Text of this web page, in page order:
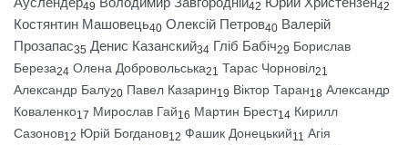
49 Володимир Завгородній42 Юрий Христензен42
Костянтин Машовець40 Олексій Петров40 Валерій
Прозапас35 Денис Казанский34 Гліб Бабіч29 Борислав
Береза24 Олена Добровольська21 Тарас Чорновіл21
Александр Балу20 Павел Казарин19 Віктор Таран18 Александр
Коваленко17 Мирослав Гай16 Мартин Брест14 Кирилл
Сазонов12 Юрій Богданов12 Фашик Донецький11 Агія